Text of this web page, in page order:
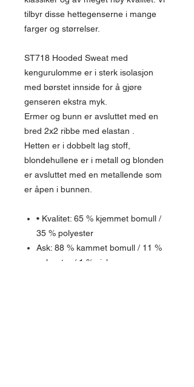
tilbyr disse hettegenserne i mange
farger og størrelser.
ST718 Hooded Sweat med
kengurulomme er i sterk isolasjon
med børstet innside for å gjøre
genseren ekstra myk.
Ermer og bunn er avsluttet med en
bred 2x2 ribbe med elastan .
Hetten er i dobbelt lag stoff,
blondehullene er i metall og blonden
er avsluttet med en metallende som
er åpen i bunnen.
• Kvalitet: 65 % kjemmet bomull /
35 % polyester
Ask: 88 % kammet bomull / 11 %
polyester / 1 % viskose